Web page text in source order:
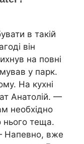
в такій
він
на повні
у парк.
На кухні
Анатолій. —
необхідно
нього теща.
Напевно, вже